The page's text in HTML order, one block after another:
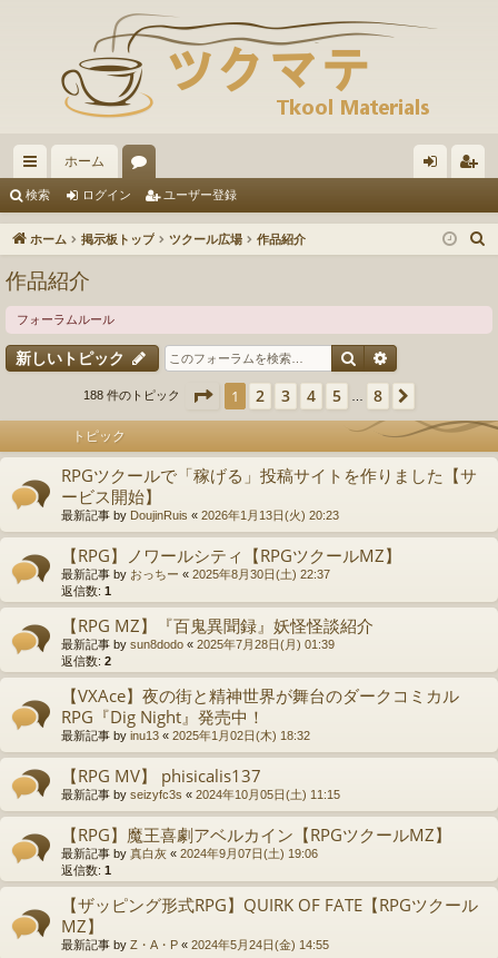
イ
ッ
リ
ン
ク
ホーム
ー イ ザ
検索 ログイン ユーザー登録
ホーム 掲示板トップ ツクール広場 作品紹介
作品紹介
フォーラムルール
新しいトピック 検索
188 件のトピック ページ ／
1 2 3 4 5 8
トピック
RPGツクールで「稼げる」投稿サイトを作りました【サ
ービス開始】
最新記事 by DoujinRuis « 2026年1月13日(火) 20:23
【RPG】ノワールシティ【RPGツクールMZ】
最新記事 by おっちー « 2025年8月30日(土) 22:37
返信数: 1
【RPG MZ】『百鬼異聞録』妖怪怪談紹介
最新記事 by sun8dodo « 2025年7月28日(月) 01:39
返信数: 2
【VXAce】夜の街と精神世界が舞台のダークコミカル
RPG『Dig Night』発売中！
最新記事 by inu13 « 2025年1月02日(木) 18:32
【RPG MV】 phisicalis137
最新記事 by seizyfc3s « 2024年10月05日(土) 11:15
【RPG】魔王喜劇アベルカイン【RPGツクールMZ】
最新記事 by 真白灰 « 2024年9月07日(土) 19:06
返信数: 1
【ザッピング形式RPG】QUIRK OF FATE【RPGツクール
MZ】
最新記事 by Z・A・P « 2024年5月24日(金) 14:55